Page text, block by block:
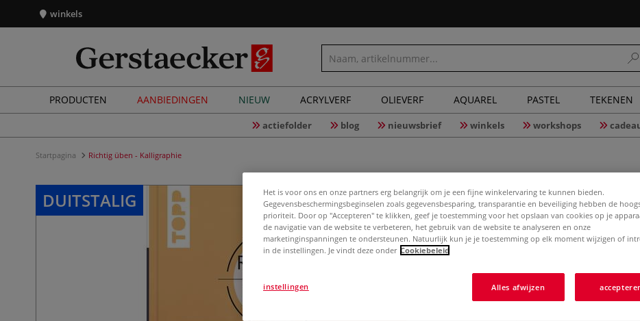
winkels
PRODUCTEN AANBIEDINGEN NIEUW ACRYLVERF OLIEVERF AQUAREL PASTEL TEKENEN
actiefolder blog nieuwsbrief winkels workshops
Startpagina Richtig üben - Kalligraphie
DUITSTALIG
Richtig
Üben ist wichtig,
bleibt nur, wenn sich
leichter zu Wörtern
Het is voor ons en onze partners erg belangrijk om je een fijne winkelervaring te kunnen bieden.
Gegevensbeschermingsbeginselen zoals gegevensbesparing, transparantie en beveiliging hebben de
prioriteit. Door op "Accepteren" te klikken, geef je toestemming voor het opslaan van cookies op je
de navigatie van de website te verbeteren, het gebruik van de website te analyseren en onze
marketinginspanningen te ondersteunen. Natuurlijk kun je je toestemming op elk moment wijzigen of
in de instellingen. Je vindt deze onder Cookiebeleid
Alles afwijzen
instellingen